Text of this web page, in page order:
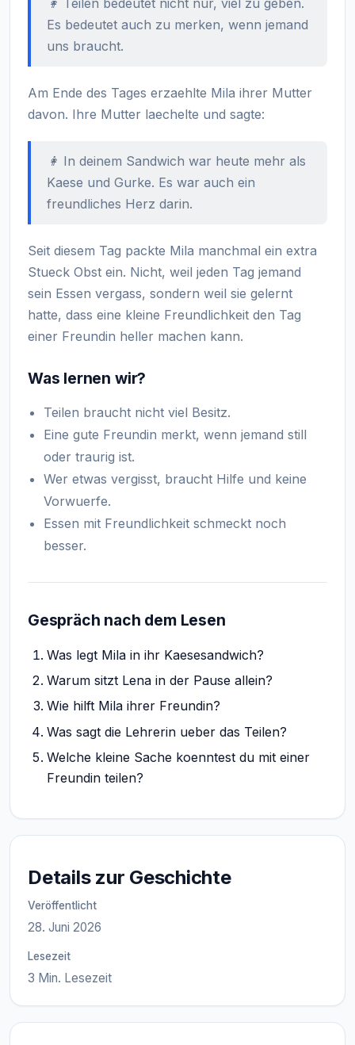
Es bedeutet auch zu merken, wenn jemand
uns braucht.
Am Ende des Tages erzaehlte Mila ihrer Mutter
davon. Ihre Mutter laechelte und sagte:
👩 In deinem Sandwich war heute mehr als
Kaese und Gurke. Es war auch ein
freundliches Herz darin.
Seit diesem Tag packte Mila manchmal ein extra
Stueck Obst ein. Nicht, weil jeden Tag jemand
sein Essen vergass, sondern weil sie gelernt
hatte, dass eine kleine Freundlichkeit den Tag
einer Freundin heller machen kann.
Was lernen wir?
Teilen braucht nicht viel Besitz.
Eine gute Freundin merkt, wenn jemand still
oder traurig ist.
Wer etwas vergisst, braucht Hilfe und keine
Vorwuerfe.
Essen mit Freundlichkeit schmeckt noch
besser.
Gespräch nach dem Lesen
Was legt Mila in ihr Kaesesandwich?
Warum sitzt Lena in der Pause allein?
Wie hilft Mila ihrer Freundin?
Was sagt die Lehrerin ueber das Teilen?
Welche kleine Sache koenntest du mit einer
Freundin teilen?
Details zur Geschichte
Veröffentlicht
28. Juni 2026
Lesezeit
3 Min. Lesezeit